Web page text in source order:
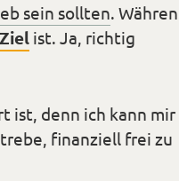
sein sollten.
ist. Ja, richtig
ist, denn ich kann mir
finanziell frei zu